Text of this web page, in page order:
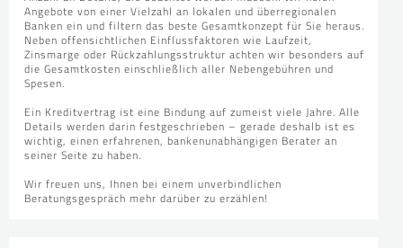
Angebote von einer Vielzahl an lokalen und überregionalen
Banken ein und filtern das beste Gesamtkonzept für Sie heraus.
Neben offensichtlichen Einflussfaktoren wie Laufzeit,
Zinsmarge oder Rückzahlungsstruktur achten wir besonders auf
die Gesamtkosten einschließlich aller Nebengebühren und
Spesen.
Ein Kreditvertrag ist eine Bindung auf zumeist viele Jahre. Alle
Details werden darin festgeschrieben – gerade deshalb ist es
wichtig, einen erfahrenen, bankenunabhängigen Berater an
seiner Seite zu haben.
Wir freuen uns, Ihnen bei einem unverbindlichen
Beratungsgespräch mehr darüber zu erzählen!